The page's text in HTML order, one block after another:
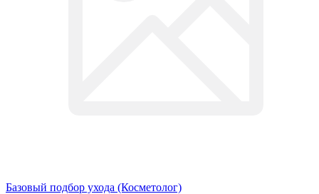
Базовый подбор ухода (Косметолог)